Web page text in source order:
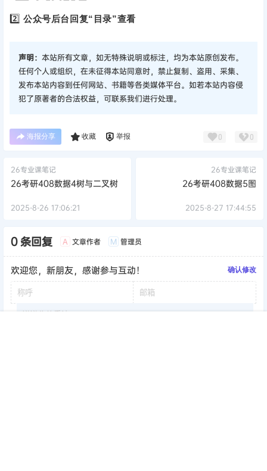
2️⃣公众号后台回复“目录”查看
声明： 本站所有文章，如无特殊说明或标注，均为本站原创发布。
任何个人或组织，在未征得本站同意时，禁止复制、盗用、采集、
发布本站内容到任何网站、书籍等各类媒体平台。如若本站内容侵
犯了原著者的合法权益，可联系我们进行处理。
海报分享 收藏 举报 0 0
26专业课笔记
26考研408数据4树与二叉树
2025-8-26 17:06:21
26专业课笔记
26考研408数据5图
2025-8-27 17:44:55
0 条回复 A 文章作者 M 管理员
欢迎您，新朋友，感谢参与互动！ 确认修改